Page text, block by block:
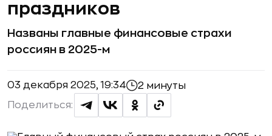
праздников
Названы главные финансовые страхи
россиян в 2025-м
03 декабря 2025, 19:34 2 минуты
Поделиться: